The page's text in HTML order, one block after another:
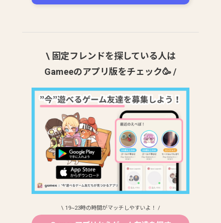
\ 固定フレンドを探している人は
Gameeのアプリ版をチェック🥳 /
\ 19~23時の時間がマッチしやすいよ！ /